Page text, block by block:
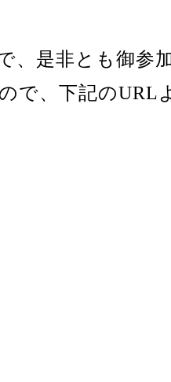
是非とも御参
で、下記のURL